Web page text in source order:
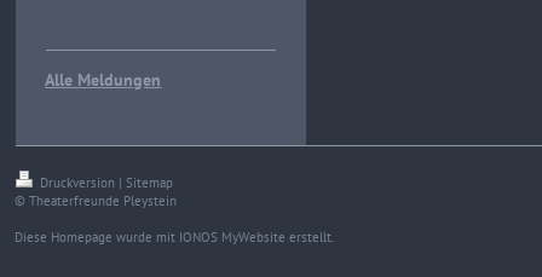
Alle Meldungen
Druckversion | Sitemap
© Theaterfreunde Pleystein
Diese Homepage wurde mit IONOS MyWebsite erstellt.